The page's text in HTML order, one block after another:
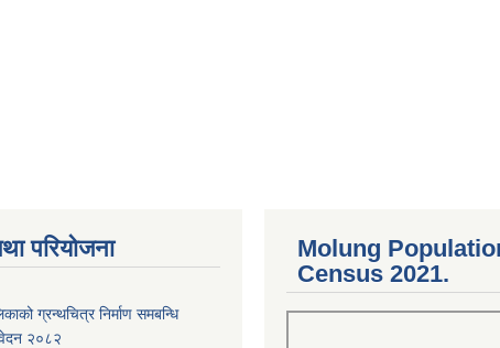
परियोजना
ग्रन्थचित्र निर्माण समबन्धि
२०८२
Molung
Census 2021.